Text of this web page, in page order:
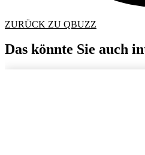
ZURÜCK ZU QBUZZ
Das könnte Sie auch